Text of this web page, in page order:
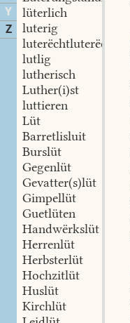
Y
Z
lüterlich
luterig
luterëchtluterëcht
lutlig
lutherisch
Luther(i)st
luttieren
Lüt
Barretlisluit
Burslüt
Gegenlüt
Gevatter(s)lüt
Gimpellüt
Guetlüten
Handwërkslüt
Herrenlüt
Herbsterlüt
Hochzitlüt
Huslüt
Kirchlüt